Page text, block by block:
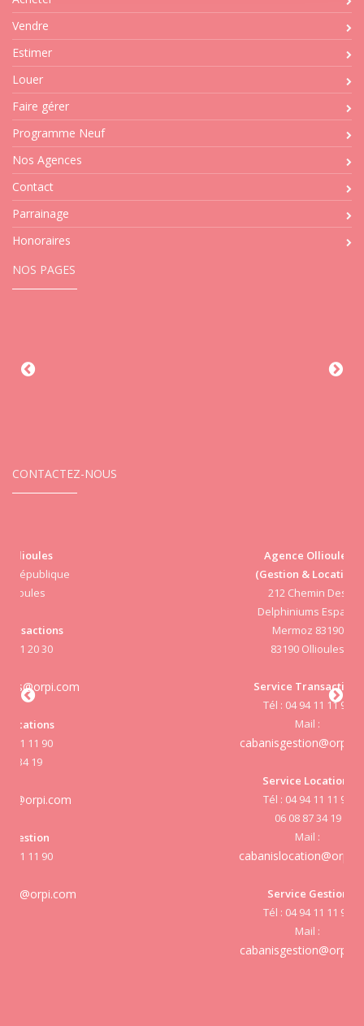
Vendre
Estimer
Louer
Faire gérer
Programme Neuf
Nos Agences
Contact
Parrainage
Honoraires
NOS PAGES
CONTACTEZ-NOUS
(Gestion & Location)
Service Transactions
cabanisgestion@orpi.com
Tél : 04 94 11 11 90
cabanislocation@orpi.com
Service Gestion